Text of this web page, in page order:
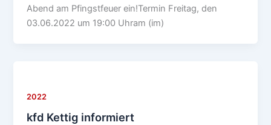
Abend am Pfingstfeuer ein!Termin Freitag, den
03.06.2022 um 19:00 Uhram (im)
2022
kfd Kettig informiert